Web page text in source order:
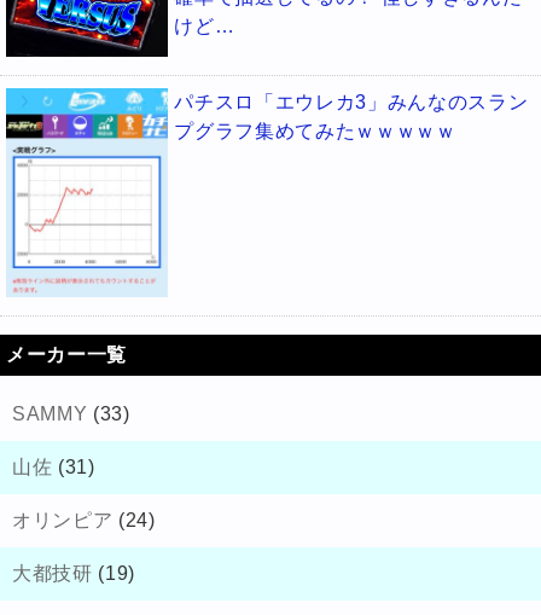
けど…
パチスロ「エウレカ3」みんなのスラン
プグラフ集めてみたｗｗｗｗｗ
メーカー一覧
SAMMY (33)
山佐 (31)
オリンピア (24)
大都技研 (19)